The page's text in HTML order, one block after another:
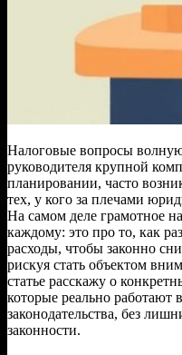
Налоговые вопросы
руководителя крупной
планировании, часто
тех, у кого за плечами
На самом деле грамотное
каждому: это про то, как
расходы, чтобы законно
рискуя стать объектом
статье расскажу о
которые реально работают
законодательства, без
законности.